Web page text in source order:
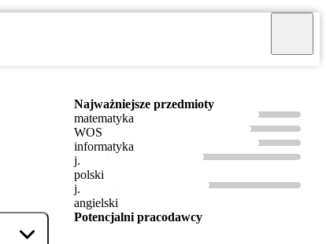
Najważniejsze przedmioty
matematyka
WOS
informatyka
j.
polski
j.
angielski
Potencjalni pracodawcy